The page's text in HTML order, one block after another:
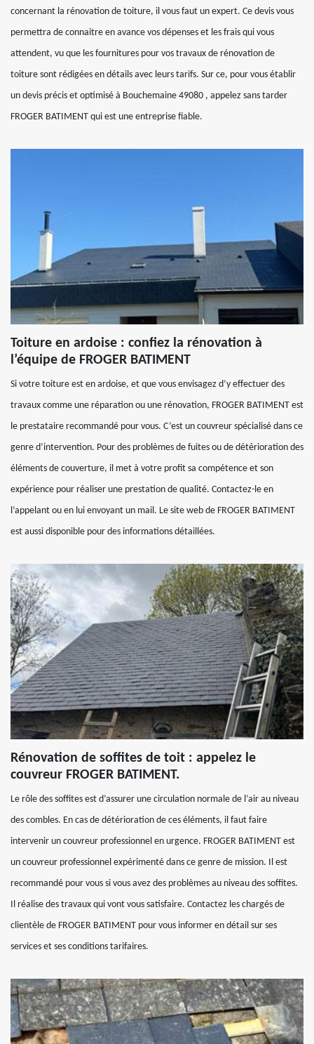
concernant la rénovation de toiture, il vous faut un expert. Ce devis vous
permettra de connaitre en avance vos dépenses et les frais qui vous
attendent, vu que les fournitures pour vos travaux de rénovation de
toiture sont rédigées en détails avec leurs tarifs. Sur ce, pour vous établir
un devis précis et optimisé à Bouchemaine 49080 , appelez sans tarder
FROGER BATIMENT qui est une entreprise fiable.
Toiture en ardoise : confiez la rénovation à
l’équipe de FROGER BATIMENT
Si votre toiture est en ardoise, et que vous envisagez d’y effectuer des
travaux comme une réparation ou une rénovation, FROGER BATIMENT est
le prestataire recommandé pour vous. C’est un couvreur spécialisé dans ce
genre d’intervention. Pour des problèmes de fuites ou de détérioration des
éléments de couverture, il met à votre profit sa compétence et son
expérience pour réaliser une prestation de qualité. Contactez-le en
l’appelant ou en lui envoyant un mail. Le site web de FROGER BATIMENT
est aussi disponible pour des informations détaillées.
Rénovation de soffites de toit : appelez le
couvreur FROGER BATIMENT.
Le rôle des soffites est d’assurer une circulation normale de l’air au niveau
des combles. En cas de détérioration de ces éléments, il faut faire
intervenir un couvreur professionnel en urgence. FROGER BATIMENT est
un couvreur professionnel expérimenté dans ce genre de mission. Il est
recommandé pour vous si vous avez des problèmes au niveau des soffites.
Il réalise des travaux qui vont vous satisfaire. Contactez les chargés de
clientèle de FROGER BATIMENT pour vous informer en détail sur ses
services et ses conditions tarifaires.